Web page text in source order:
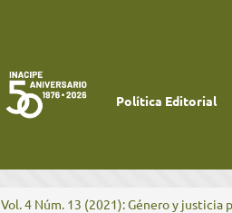
Política Editorial
Vol. 4 Núm. 13 (2021): Género y justicia